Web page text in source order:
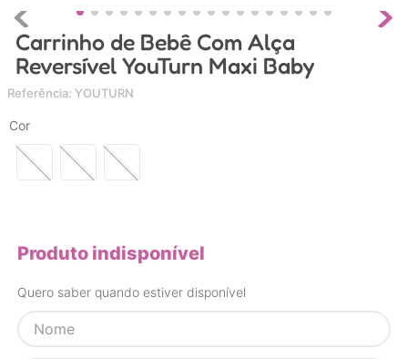
Carrinho de Bebê Com Alça
Reversível YouTurn Maxi Baby
Referência: YOUTURN
Cor
Produto indisponível
Quero saber quando estiver disponível
pokemon
4º
nuk
mamadeira
8º
carrinho
brinquedo